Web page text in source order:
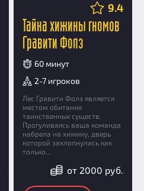
9.4
Тайна хижины гномов
Гравити Фолз
60 минут
2-7 игроков
Лес Гравити Фолз является
местом обитания
таинственных существ.
Прогуливаясь ваша команда
набрела на хижину, дверь
которой захлопнулась как
только...
от 2000 руб.